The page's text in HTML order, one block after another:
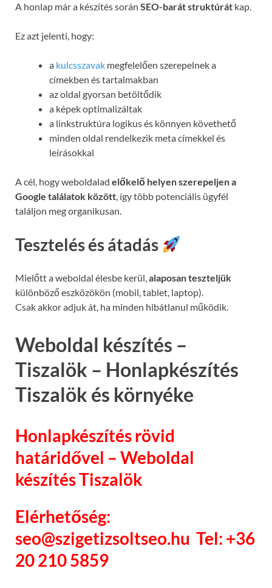
A honlap már a készítés során SEO-barát struktúrát kap.
Ez azt jelenti, hogy:
a kulcsszavak megfelelően szerepelnek a
címekben és tartalmakban
az oldal gyorsan betöltődik
a képek optimalizáltak
a linkstruktúra logikus és könnyen követhető
minden oldal rendelkezik meta címekkel és
leírásokkal
A cél, hogy weboldalad előkelő helyen szerepeljen a
Google találatok között, így több potenciális ügyfél
találjon meg organikusan.
Tesztelés és átadás
Mielőtt a weboldal élesbe kerül,alaposan teszteljük
különböző eszközökön (mobil, tablet, laptop).
Csak akkor adjuk át, ha minden hibátlanul működik.
Weboldal készítés –
Tiszalök – Honlapkészítés
Tiszalök és környéke
Honlapkészítés rövid
határidővel – Weboldal
készítés Tiszalök
Elérhetőség:
seo@szigetizsoltseo.hu Tel: +36
20 210 5859